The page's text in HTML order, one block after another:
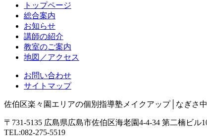
トップページ
総合案内
お知らせ
講師の紹介
教室のご案内
地図／アクセス
お問い合わせ
サイトマップ
佐伯区楽々園エリアの個別指導塾メイクアップ│なぎさ
〒731-5135 広島県広島市佐伯区海老園4-4-34 第二楠ビル
TEL:082-275-5519